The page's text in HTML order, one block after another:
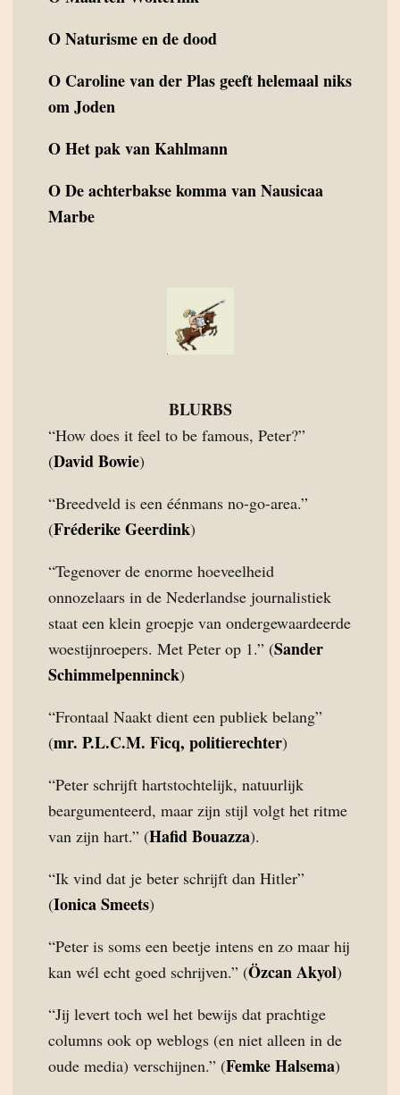
ONaturisme en de dood
O Caroline van der Plas geeft helemaal niks
om Joden
OHet pak van Kahlmann
ODe achterbakse komma van Nausicaa
Marbe
BLURBS
“How does it feel to be famous, Peter?”
(David Bowie)
“Breedveld is een éénmans no-go-area.”
(Fréderike Geerdink)
“Tegenover de enorme hoeveelheid
onnozelaars in de Nederlandse journalistiek
staat een klein groepje van ondergewaardeerde
woestijnroepers. Met Peter op 1.” (Sander
Schimmelpenninck)
“Frontaal Naakt dient een publiek belang”
(mr. P.L.C.M. Ficq, politierechter)
“Peter schrijft hartstochtelijk, natuurlijk
beargumenteerd, maar zijn stijl volgt het ritme
van zijn hart.” (Hafid Bouazza).
“Ik vind dat je beter schrijft dan Hitler”
(Ionica Smeets)
“Peter is soms een beetje intens en zo maar hij
kan wél echt goed schrijven.” (Özcan Akyol)
“Jij levert toch wel het bewijs dat prachtige
columns ook op weblogs (en niet alleen in de
oude media) verschijnen.” (Femke Halsema)